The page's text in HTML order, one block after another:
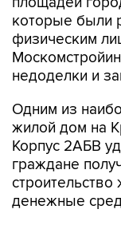
которые были
физическим
недоделки и
Одним из
жилой дом на
Корпус 2АБВ
граждане
денежные